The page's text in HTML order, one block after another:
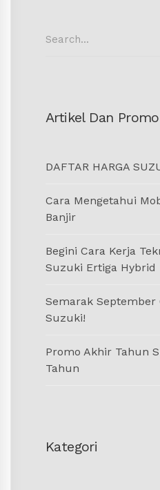
for:
Artikel Dan Promo
DAFTAR HARGA
Cara Mengetahui
Banjir
Begini Cara Kerja
Suzuki Ertiga Hybrid
Semarak September
Suzuki!
Promo Akhir Tahun
Tahun
Kategori